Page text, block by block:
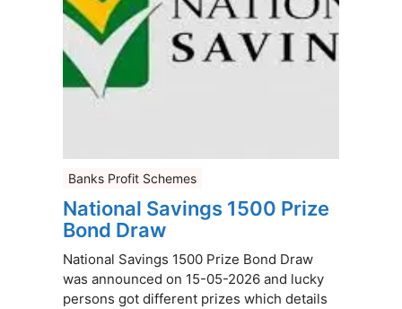
Banks Profit Schemes
National Savings 1500 Prize
Bond Draw
National Savings 1500 Prize Bond Draw
was announced on 15-05-2026 and lucky
persons got different prizes which details